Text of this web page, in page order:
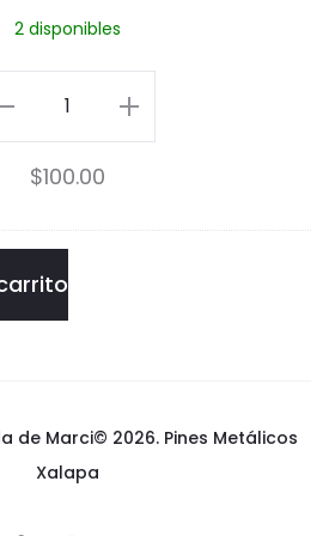
o
B
r
o
t
o
n
s
e
l
2 disponibles
$100.00
de Marci© 2026.Pines Metálicos
Xalapa